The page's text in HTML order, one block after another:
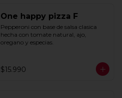
One happy pizza F
Pepperoni con base de salsa clasica
hecha con tomate natural, ajo,
oregano y especias.
$15.990